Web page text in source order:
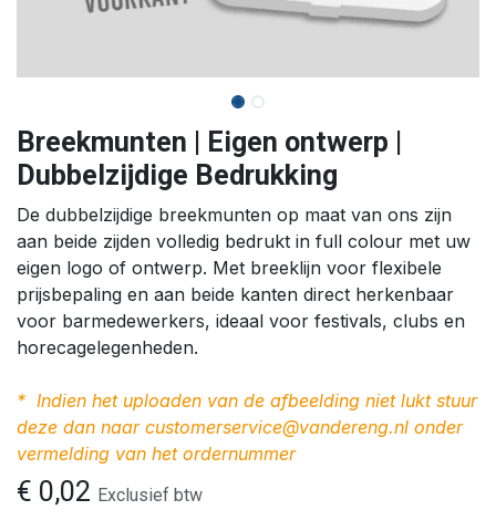
Breekmunten | Eigen ontwerp |
Dubbelzijdige Bedrukking
De dubbelzijdige breekmunten op maat van ons zijn
aan beide zijden volledig bedrukt in full colour met uw
eigen logo of ontwerp. Met breeklijn voor flexibele
prijsbepaling en aan beide kanten direct herkenbaar
voor barmedewerkers, ideaal voor festivals, clubs en
horecagelegenheden.
* Indien het uploaden van de afbeelding niet lukt stuur
deze dan naar customerservice@vandereng.nl onder
vermelding van het ordernummer
€ 0,02 Exclusief btw